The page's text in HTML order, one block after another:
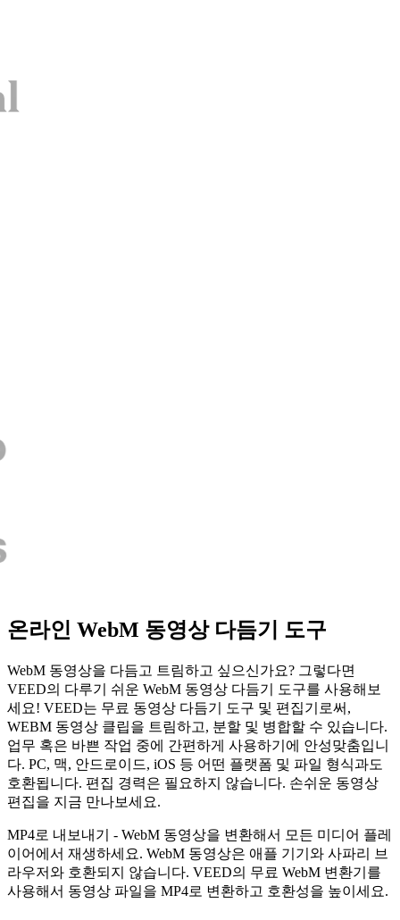
온라인 WebM 동영상 다듬기 도구
WebM 동영상을 다듬고 트림하고 싶으신가요? 그렇다면
VEED의 다루기 쉬운 WebM 동영상 다듬기 도구를 사용해보
세요! VEED는 무료 동영상 다듬기 도구 및 편집기로써,
WEBM 동영상 클립을 트림하고, 분할 및 병합할 수 있습니다.
업무 혹은 바쁜 작업 중에 간편하게 사용하기에 안성맞춤입니
다. PC, 맥, 안드로이드, iOS 등 어떤 플랫폼 및 파일 형식과도
호환됩니다. 편집 경력은 필요하지 않습니다. 손쉬운 동영상
편집을 지금 만나보세요.
MP4로 내보내기 - WebM 동영상을 변환해서 모든 미디어 플레
이어에서 재생하세요. WebM 동영상은 애플 기기와 사파리 브
라우저와 호환되지 않습니다. VEED의 무료 WebM 변환기를
사용해서 동영상 파일을 MP4로 변환하고 호환성을 높이세요.